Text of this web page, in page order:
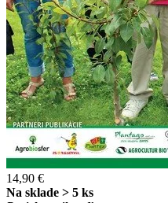
14,90 €
Na sklade > 5 ks